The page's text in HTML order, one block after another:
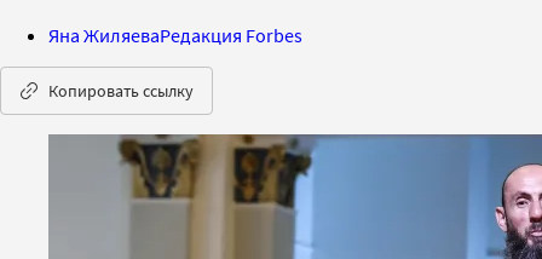
Яна ЖиляеваРедакция Forbes
Копировать ссылку